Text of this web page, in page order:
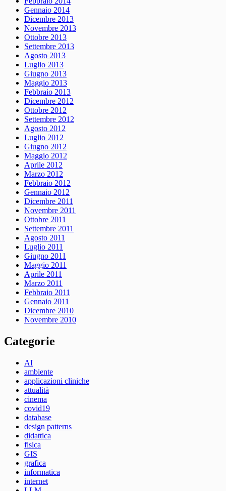
Gennaio 2014
Dicembre 2013
Novembre 2013
Ottobre 2013
Settembre 2013
Agosto 2013
Luglio 2013
Giugno 2013
Maggio 2013
Febbraio 2013
Dicembre 2012
Ottobre 2012
Settembre 2012
Agosto 2012
Luglio 2012
Giugno 2012
Maggio 2012
Aprile 2012
Marzo 2012
Febbraio 2012
Gennaio 2012
Dicembre 2011
Novembre 2011
Ottobre 2011
Settembre 2011
Agosto 2011
Luglio 2011
Giugno 2011
Maggio 2011
Aprile 2011
Marzo 2011
Febbraio 2011
Gennaio 2011
Dicembre 2010
Novembre 2010
Categorie
AI
ambiente
applicazioni cliniche
attualità
cinema
covid19
database
design patterns
didattica
fisica
GIS
grafica
informatica
internet